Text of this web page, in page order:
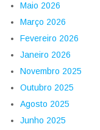
Maio 2026
Março 2026
Fevereiro 2026
Janeiro 2026
Novembro 2025
Outubro 2025
Agosto 2025
Junho 2025